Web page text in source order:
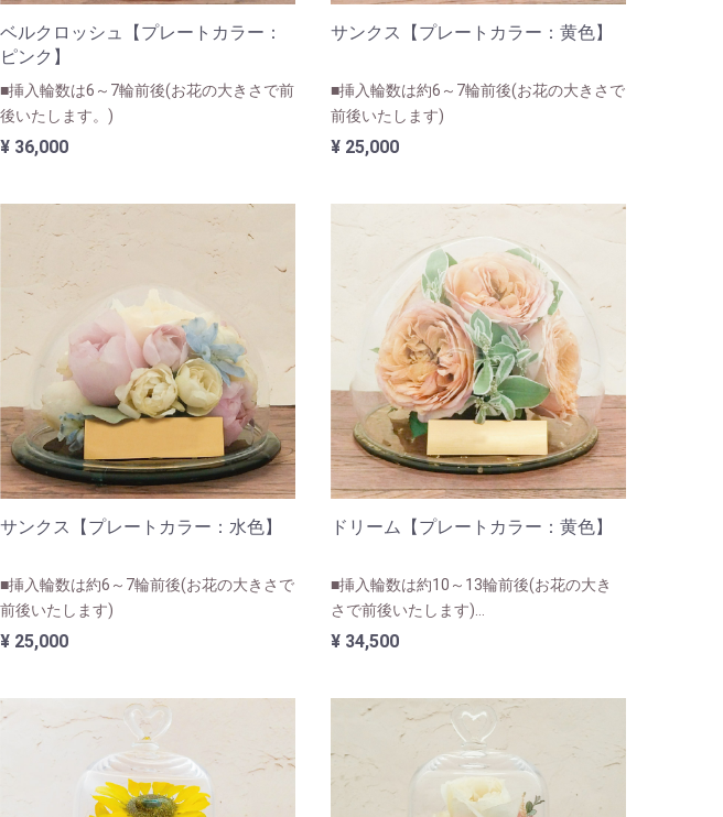
ベルクロッシュ【プレートカラー：
ピンク】
■挿入輪数は6～7輪前後(お花の大きさで前
後いたします。)
¥ 36,000
サンクス【プレートカラー：黄色】
■挿入輪数は約6～7輪前後(お花の大きさで
前後いたします)
¥ 25,000
サンクス【プレートカラー：水色】
■挿入輪数は約6～7輪前後(お花の大きさで
前後いたします)
¥ 25,000
ドリーム【プレートカラー：黄色】
■挿入輪数は約10～13輪前後(お花の大き
さで前後いたします)
■ユリ・カサブランカなど大きなお花が入
¥ 34,500